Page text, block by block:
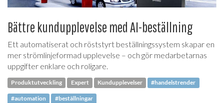
Bättre kundupplevelse med AI-beställning
Ett automatiserat och röststyrt beställningssystem skapar en
mer strömlinjeformad upplevelse – och gör medarbetarnas
uppgifter enklare och roligare.
Produktutveckling Expert Kundupplevelser #handelstrender
#automation #beställningar